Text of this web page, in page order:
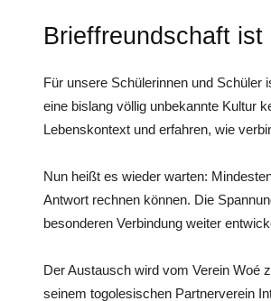
Brieffreundschaft
Für unsere Schülerinnen und Schüler
eine bislang ­völlig unbekannte Kultur
Lebenskontext und erfahren, wie
Nun heißt es wieder warten:
Antwort rechnen können. Die
besonderen Verbindung weiter
Der Austausch wird vom Verein Woé
seinem togolesischen Partnerverein